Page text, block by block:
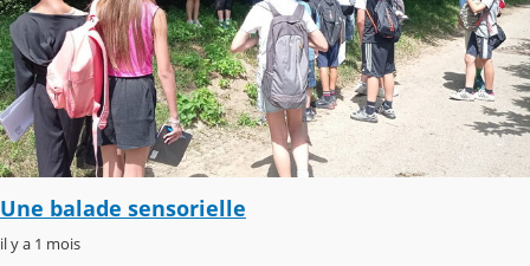
Une balade sensorielle
il y a 1 mois